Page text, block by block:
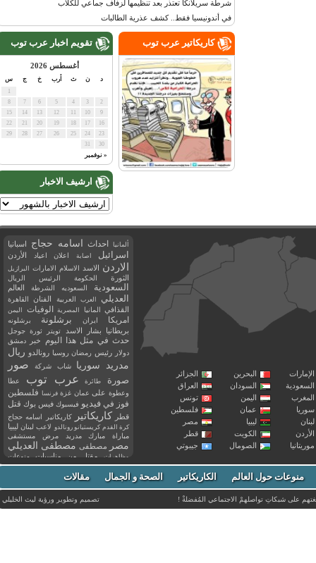
شرطة سريلانكا تعتذر بعد تنظيمها لزفاف جماعي للكلاب
في أندونيسيا فقط.. كشف عذرية الطالبات
تقويم اخبار عرب توب
أغسطس 2026
أرب س
« نوفمبر
ارشيف الاخبار
كاريكاتير عرب توب
البحرين
الجزائر
السودان
العراق
اليمن
تونس
عمان
فلسطين
ليبيا
مصر
الكويت
قطر
الصومال جيبوتي
ألمانيا احداث اسامه حجاج اسبانيا
اسرائيل اصابة اعلان اعياد الأردن
الاردن الاسد الاسلام الامارات البرازيل
الثورة الحكومة الرئيس الريال
السعودية السعوديه الشرطة العالم
العديلي العرب العربية الفنان القاهرة
القذافي المانيا المصرية الوفيات اليمن
امريكا ايران برشلونة برشلونه
بريطانيا بشار الاسد تويتر ثورة جوجل
حدث في مثل هذا اليوم خبر دمشق
دولار رئيس رمضان روسيا رونالدو ريال
مدريد
سوريا شاب شركة صور
صورة طائرة عرب توب
عطا
وعطوة على عمان غزة فرنسا فلسطين
فوز في فيديو فيسبوك فيس بوك قتل
قطر كاريكاتير كاريكاتير اسامه حجاج
كرة القدم كريستيانو رونالدو لاعب لبنان ليبيا
مباراة مبارك مدريد مرض مستشفى
مصر مصطفى مصطفى العديلي
مظاهرات مقتل من مناسبات
منوعات
مواليد
موت ميسي ميلان نادي نشر
وفاة وفيات يوتيوب منوعات حول العالم الكاريكاتير الصحة و الجمال مقالات
على شبكاتِ تواصلهمْ الاجتماعي المُفضلةْ ! تصميم وتطوير ورؤيةليث الخليلي